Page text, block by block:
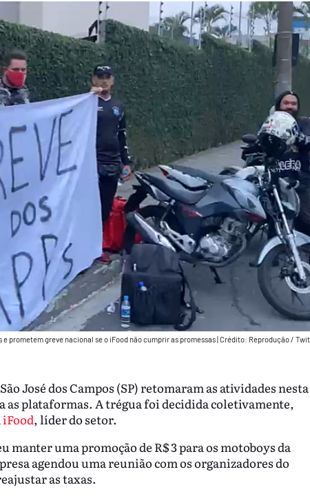
prometem greve nacional se o iFood não cumprir as promessas|Crédito: Reprodução /
José dos Campos (SP) retomaram as atividades nesta
as plataformas. A trégua foi decidida coletivamente,
iFood, líder do setor.
manter uma promoção de R$ 3 para os motoboys da
agendou uma reunião com os organizadores do
as taxas.